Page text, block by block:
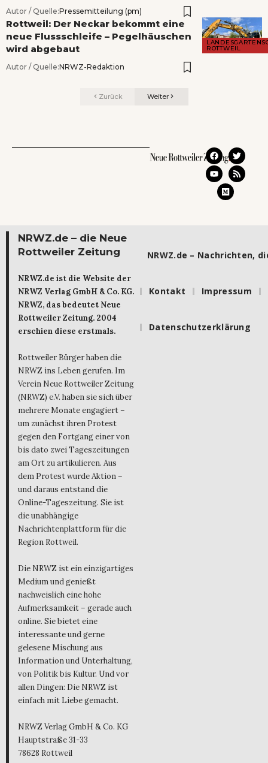
Autor / Quelle:Pressemitteilung (pm)
ROTTWEIL
Rottweil: Der Neckar bekommt eine
neue Flussschleife – Pegelhäuschen
wird abgebaut
Autor / Quelle:NRWZ-Redaktion
Zurück Weiter
NRWZ.de – die Neue
Rottweiler Zeitung
NRWZ.de ist die Website der
NRWZ Verlag GmbH & Co. KG.
NRWZ, das bedeutet Neue
Rottweiler Zeitung. 2004
erschien diese erstmals.
Rottweiler Bürger haben die
NRWZ ins Leben gerufen. Im
Verein Neue Rottweiler Zeitung
(NRWZ) e.V. haben sie sich über
mehrere Monate engagiert –
um zunächst ihren Protest
gegen den Fortgang einer von
bis dato zwei Tageszeitungen
am Ort zu artikulieren. Aus
dem Protest wurde Aktion –
und daraus entstand die
Online-Tageszeitung. Sie ist
die unabhängige
Nachrichtenplattform für die
Region Rottweil.
Die NRWZ ist ein einzigartiges
Medium und genießt
nachweislich eine hohe
Aufmerksamkeit – gerade auch
online. Sie bietet eine
interessante und gerne
gelesene Mischung aus
Information und Unterhaltung,
von Politik bis Kultur. Und vor
allen Dingen: Die NRWZ ist
einfach mit Liebe gemacht.
NRWZ Verlag GmbH & Co. KG
Hauptstraße 31-33
78628 Rottweil
NRWZ.de – Nachrichten,
Kontakt Impressum
Datenschutzerklärung